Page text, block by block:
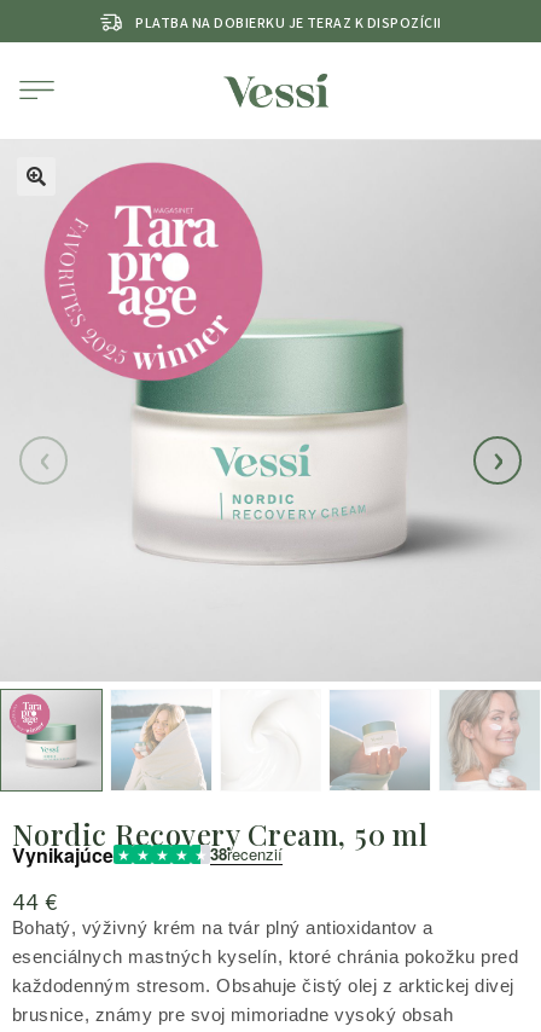
PLATBA NA DOBIERKU JE TERAZ K DISPOZÍCII
‹ ›
Nordic Recovery Cream, 50 ml
Vynikajúce 38recenzií
44€
Bohatý, výživný krém na tvár plný antioxidantov a
esenciálnych mastných kyselín, ktoré chránia pokožku pred
každodenným stresom. Obsahuje čistý olej z arktickej divej
brusnice, známy pre svoj mimoriadne vysoký obsah